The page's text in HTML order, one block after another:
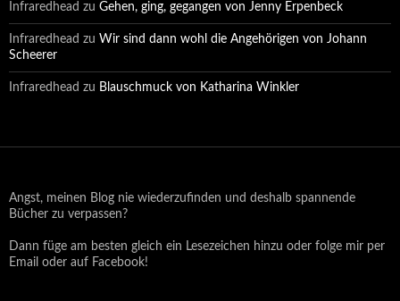
Infraredhead zu Gehen, ging, gegangen von Jenny Erpenbeck
Infraredhead zu Wir sind dann wohl die Angehörigen von Johann
Scheerer
Infraredhead zu Blauschmuck von Katharina Winkler
Angst, meinen Blog nie wiederzufinden und deshalb spannende
Bücher zu verpassen?
Dann füge am besten gleich ein Lesezeichen hinzu oder folge mir per
Email oder auf Facebook!